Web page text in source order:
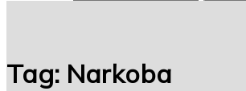
Tag: Narkoba